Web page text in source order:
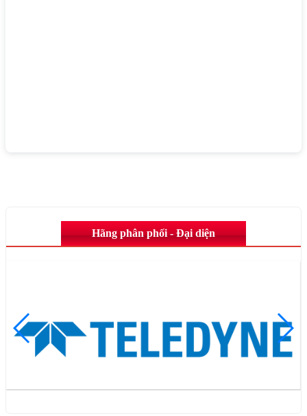
Hãng phân phối - Đại diện